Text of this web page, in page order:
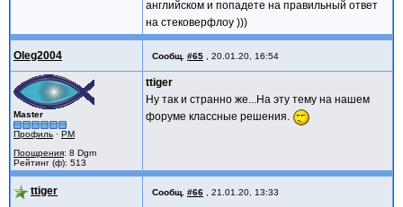
английском и попадете на правильный ответ
на стековерфлоу )))
Oleg2004 Сообщ. #65 20.01.20, 16:54
Master
Профиль · PM
Поощрения: 8 Dgm
Рейтинг (ф): 513
ttiger
Ну так и странно же...На эту тему на нашем
форуме классные решения.
ttiger Сообщ. #66 21.01.20, 13:33